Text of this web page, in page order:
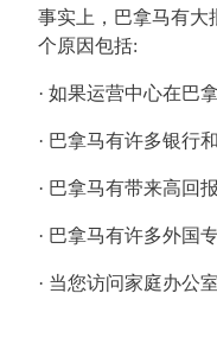
事实上，巴拿马有大
个原因包括:
· 如果运营中心在巴
· 巴拿马有许多银行
· 巴拿马有带来高回
· 巴拿马有许多外国
· 当您访问家庭办公